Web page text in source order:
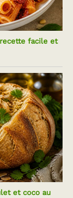
facile et
et coco au